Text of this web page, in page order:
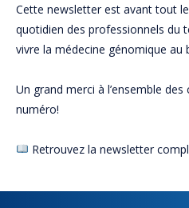
Cette newsletter est avant tout
quotidien des professionnels du
vivre la médecine génomique au
Un grand merci à l’ensemble
numéro!
Retrouvez la newsletter